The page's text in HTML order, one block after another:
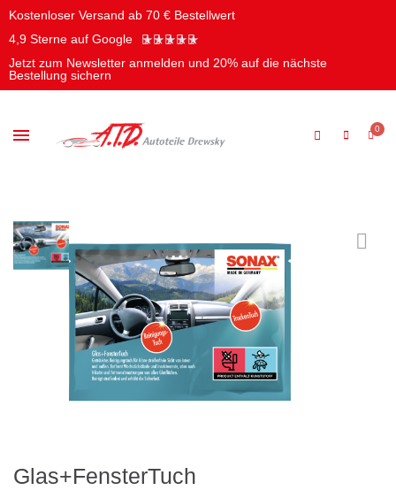
Kostenloser Versand ab 70 € Bestellwert
4,9 Sterne auf Google
★★★★★
Jetzt zum Newsletter anmelden und 20% auf die nächste
Bestellung sichern
Glas+FensterTuch